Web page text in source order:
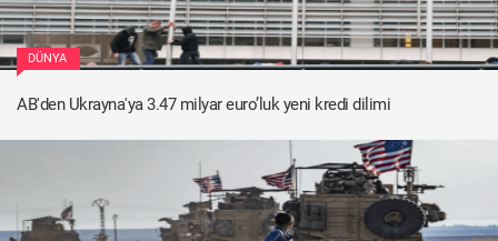
DÜNYA
AB'den Ukrayna'ya 3.47 milyar euro’luk yeni kredi dilimi